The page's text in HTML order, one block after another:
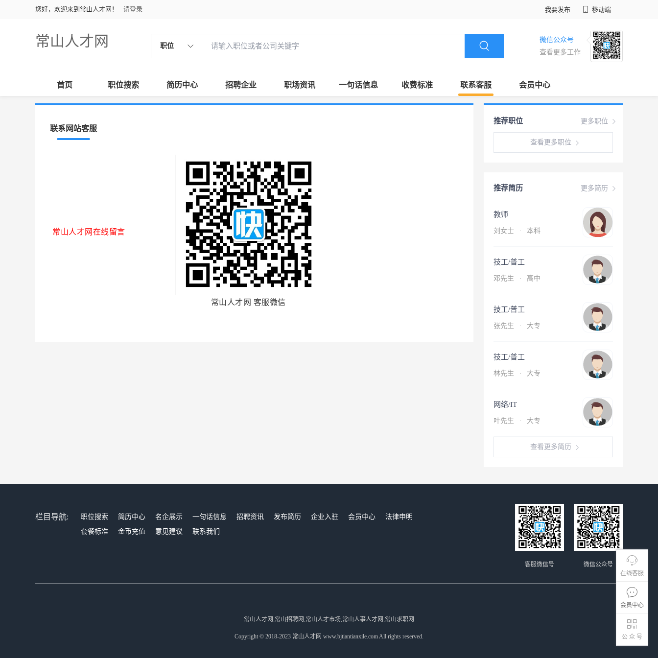
您好，欢迎来到常山人才网！ 请登录 我要发布 移动端
常山人才网 职位
微信公众号
查看更多工作
首页 职位搜索 简历中心 招聘企业 职场资讯 一句话信息 收费标准 联系客服 会员中心
在线客服
会员中心
公 众 号
联系网站客服
常山人才网在线留言
常山人才网 客服微信
更多职位
推荐职位
查看更多职位
更多简历
推荐简历
教师
刘女士 · 本科
技工/普工
邓先生 · 高中
技工/普工
张先生 · 大专
技工/普工
林先生 · 大专
网络/IT
叶先生 · 大专
查看更多简历
栏目导航: 职位搜索 简历中心 名企展示 一句话信息 招聘资讯 发布简历 企业入驻 会员中心
法律申明
套餐标准
金币充值 意见建议 联系我们
微信公众号
客服微信号
常山人才网,常山招聘网,常山人才市场,常山人事人才网,常山求职网
Copyright © 2018-2023 常山人才网 www.bjtiantianxile.com All rights reserved.